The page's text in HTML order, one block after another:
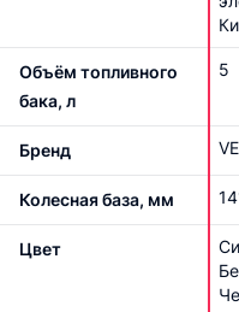
Объём топливного
бака, л
5
Бренд
Колесная база, мм
Цвет